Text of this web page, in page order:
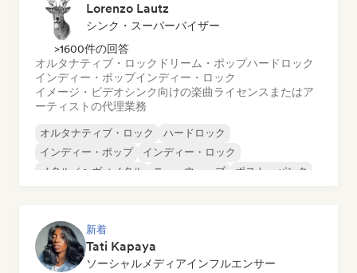
Lorenzo Lautz
シンク・スーパーバイザー
>1600件の回答
オルタナティブ・ロック ドリーム・ポップハードロック
インディー・ポップインディー・ロック
イメージ・ビデオシンク向けの楽曲ライセンスまたはア
ーティストの代理業務
オルタナティブ・ロック
ハードロック
インディー・ポップ
インディー・ロック
メタル／ヘヴィメタル
ニューウェーブ
ポスト・パンク
新着
Tati Kapaya
ソーシャルメディアインフルエンサー